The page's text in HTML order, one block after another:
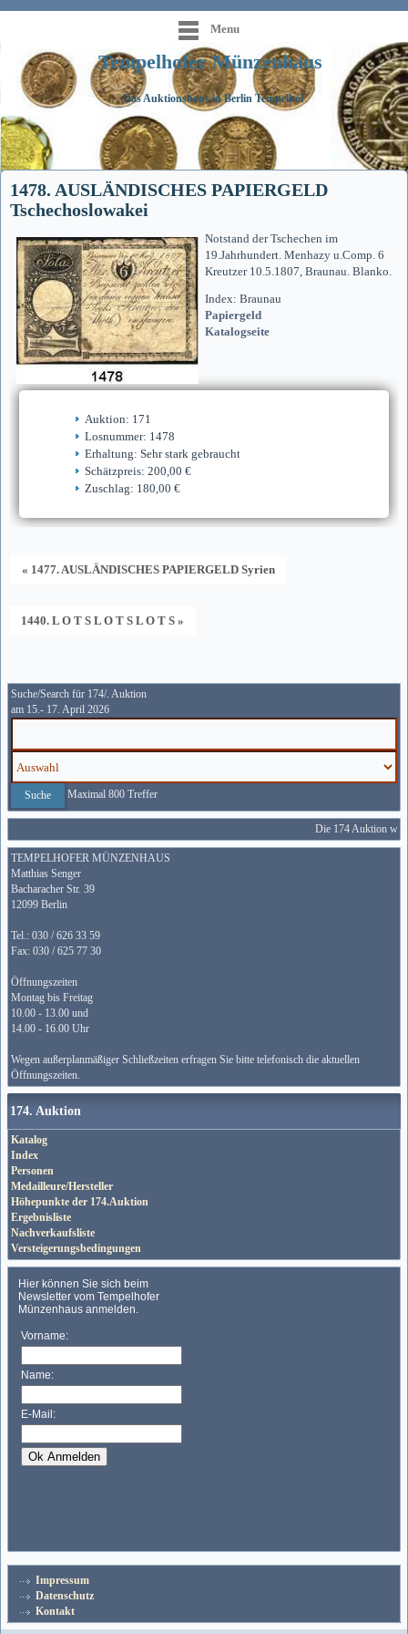
Menu
Tempelhofer Münzenhaus
Das Auktionshaus in Berlin Tempelhof
1478. AUSLÄNDISCHES PAPIERGELD
Tschechoslowakei
Notstand der Tschechen im
19.Jahrhundert. Menhazy u.Comp. 6
Kreutzer 10.5.1807, Braunau. Blanko.
Index: Braunau
Papiergeld
Katalogseite
Auktion: 171
Losnummer: 1478
Erhaltung: Sehr stark gebraucht
Schätzpreis: 200,00 €
Zuschlag: 180,00 €
« 1477. AUSLÄNDISCHES PAPIERGELD Syrien
1440. L O T S L O T S L O T S »
Suche/Search für 174/. Auktion
am 15.- 17. April 2026
Maximal 800 Treffer
Die 174 Auktion
TEMPELHOFER MÜNZENHAUS
Matthias Senger
Bacharacher Str. 39
12099 Berlin
Tel.: 030 / 626 33 59
Fax: 030 / 625 77 30
Öffnungszeiten
Montag bis Freitag
10.00 - 13.00 und
14.00 - 16.00 Uhr
Wegen außerplanmäßiger Schließzeiten erfragen Sie bitte telefonisch die aktuellen
Öffnungszeiten.
174. Auktion
Katalog
Index
Personen
Medailleure/Hersteller
Höhepunkte der 174.Auktion
Ergebnisliste
Nachverkaufsliste
Versteigerungsbedingungen
Impressum
Datenschutz
Kontakt